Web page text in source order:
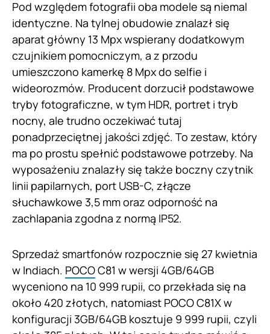
Pod względem fotografii oba modele są niemal
identyczne. Na tylnej obudowie znalazł się
aparat główny 13 Mpx wspierany dodatkowym
czujnikiem pomocniczym, a z przodu
umieszczono kamerkę 8 Mpx do selfie i
wideorozmów. Producent dorzucił podstawowe
tryby fotograficzne, w tym HDR, portret i tryb
nocny, ale trudno oczekiwać tutaj
ponadprzeciętnej jakości zdjęć. To zestaw, który
ma po prostu spełnić podstawowe potrzeby. Na
wyposażeniu znalazły się także boczny czytnik
linii papilarnych, port USB-C, złącze
słuchawkowe 3,5 mm oraz odporność na
zachlapania zgodna z normą IP52.
Sprzedaż smartfonów rozpocznie się 27 kwietnia
w Indiach. POCOC81 w wersji 4GB/64GB
wyceniono na 10 999 rupii, co przekłada się na
około 420 złotych, natomiast POCO C81X w
konfiguracji 3GB/64GB kosztuje 9 999 rupii, czyli